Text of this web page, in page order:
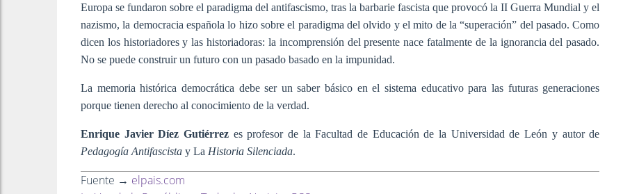
Europa se fundaron sobre el paradigma del antifascismo, tras la barbarie fascista que provocó la II Guerra Mundial y el
nazismo, la democracia española lo hizo sobre el paradigma del olvido y el mito de la “superación” del pasado. Como
dicen los historiadores y las historiadoras: la incomprensión del presente nace fatalmente de la ignorancia del pasado.
No se puede construir un futuro con un pasado basado en la impunidad.
La memoria histórica democrática debe ser un saber básico en el sistema educativo para las futuras generaciones
porque tienen derecho al conocimiento de la verdad.
Enrique Javier Díez Gutiérrez es profesor de la Facultad de Educación de la Universidad de León y autor de
Pedagogía Antifascista y La Historia Silenciada.
Fuente → elpais.com